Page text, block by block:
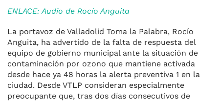
ENLACE: Audio de Rocío Anguita
La portavoz de Valladolid Toma la Palabra, Rocío
Anguita, ha advertido de la falta de respuesta del
equipo de gobierno municipal ante la situación de
contaminación por ozono que mantiene activada
desde hace ya 48 horas la alerta preventiva 1 en la
ciudad. Desde VTLP consideran especialmente
preocupante que, tras dos días consecutivos de